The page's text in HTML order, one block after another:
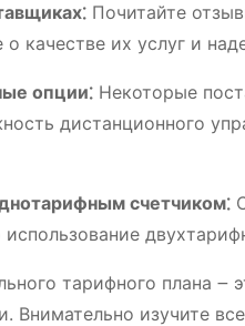
Почитайте
о качестве их услуг и
опции⁚ Некоторые
дистанционного
счетчиком⁚
использование
тарифного плана ౼
Внимательно изучите